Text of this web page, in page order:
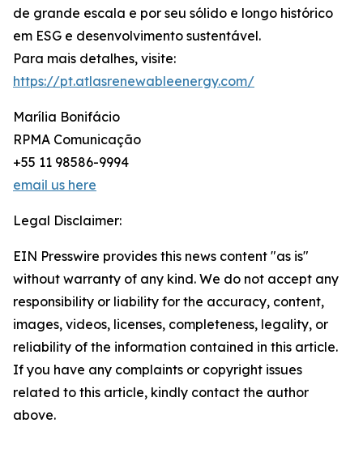
de grande escala e por seu sólido e longo histórico
em ESG e desenvolvimento sustentável.
Para mais detalhes, visite:
https://pt.atlasrenewableenergy.com/
Marília Bonifácio
RPMA Comunicação
+55 11 98586-9994
email us here
Legal Disclaimer:
EIN Presswire provides this news content "as is"
without warranty of any kind. We do not accept any
responsibility or liability for the accuracy, content,
images, videos, licenses, completeness, legality, or
reliability of the information contained in this article.
If you have any complaints or copyright issues
related to this article, kindly contact the author
above.